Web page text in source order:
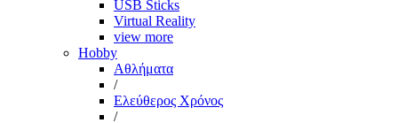
USB Sticks
Virtual Reality
view more
Hobby
Αθλήματα
/
Ελεύθερος Χρόνος
/